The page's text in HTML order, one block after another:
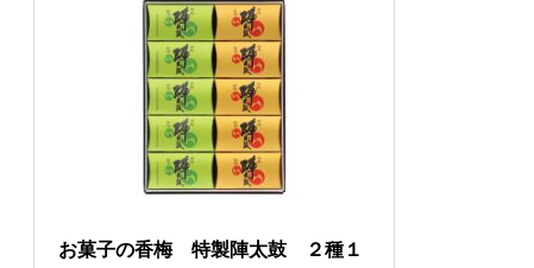
お菓子の香梅 特製陣太鼓 ２種１